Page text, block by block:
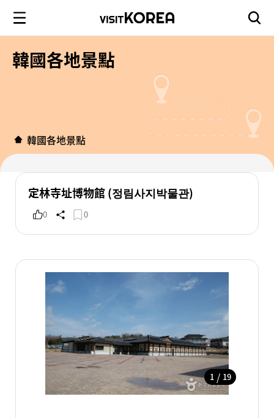
韓國各地景點
韓國各地景點
定林寺址博物館 (정림사지박물관)
0 0
1 / 19